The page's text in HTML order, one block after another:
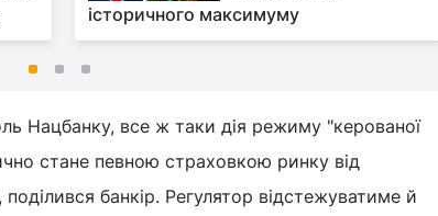
історичного максимуму
Нацбанку, все ж таки дія режиму "керованої
стане певною страховкою ринку від
банкір. Регулятор відстежуватиме й